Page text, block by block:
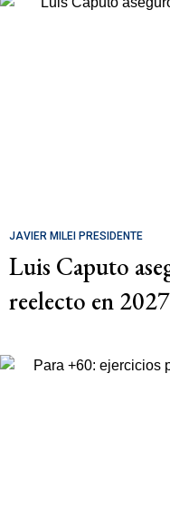
JAVIER MILEI PRESIDENTE
Luis Caputo
reelecto en 2027